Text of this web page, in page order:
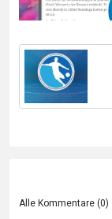
Alle Kommentare (0)